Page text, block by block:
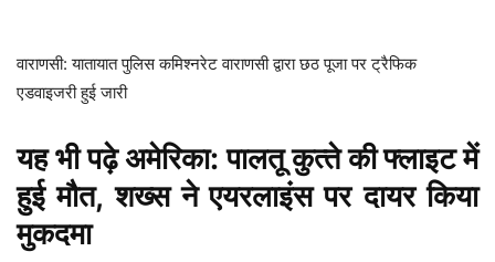
वाराणसी: यातायात पुलिस कमिश्नरेट वाराणसी द्वारा छठ पूजा पर ट्रैफिक
एडवाइजरी हुई जारी
यह भी पढ़ेअमेरिका: पालतू कुत्‍ते की फ्लाइट में
हुई मौत, शख्स ने एयरलाइंस पर दायर किया
मुकदमा